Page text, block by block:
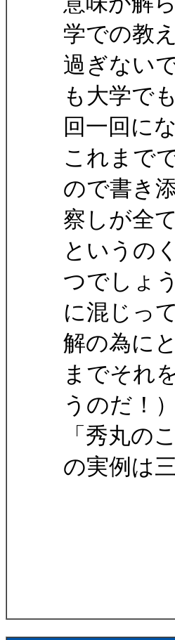
学での教
過ぎない
も大学で
回一回に
これまで
ので書き
察しが全
というの
つでしょ
に混じっ
解の為に
までそれ
うのだ！
「秀丸の
の実例は